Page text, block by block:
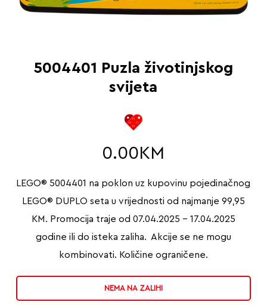
5004401 Puzla životinjskog
svijeta
0.00 KM
LEGO® 5004401 na poklon uz kupovinu pojedinačnog
LEGO® DUPLO seta u vrijednosti od najmanje 99,95
KM. Promocija traje od 07.04.2025 – 17.04.2025
godine ili do isteka zaliha. Akcije se ne mogu
kombinovati. Količine ograničene.
NEMA NA ZALIHI